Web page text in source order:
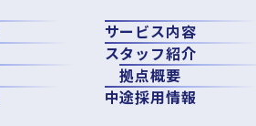
サービス内容
スタッフ紹介
拠点概要
中途採用情報